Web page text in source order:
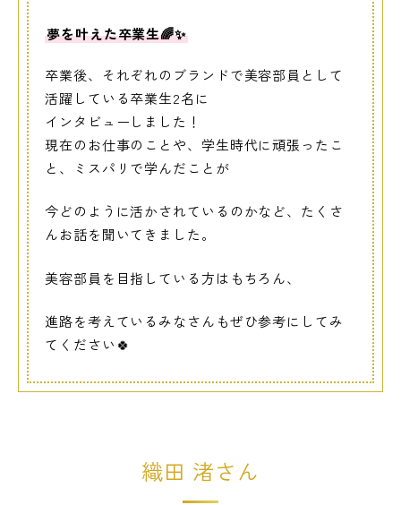
SNSをフォローして最新情報をCHECK !
夢を叶えた卒業生🌈✨
卒業後、それぞれのブランドで美容部員として
活躍している卒業生2名に
インタビューしました！
現在のお仕事のことや、学生時代に頑張ったこ
と、ミスパリで学んだことが
今どのように活かされているのかなど、たくさ
んお話を聞いてきました。
美容部員を目指している方はもちろん、
進路を考えているみなさんもぜひ参考にしてみ
てください🍀
織田 渚さん